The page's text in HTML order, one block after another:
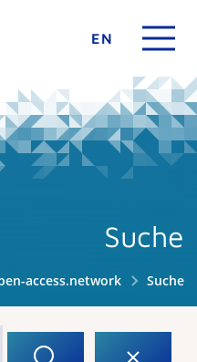
EN
Suche
access.network Suche